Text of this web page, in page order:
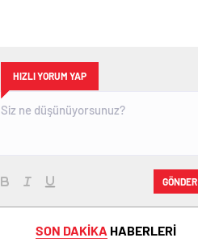
HIZLI YORUM YAP
GÖNDER
SON DAKİKA HABERLERİ